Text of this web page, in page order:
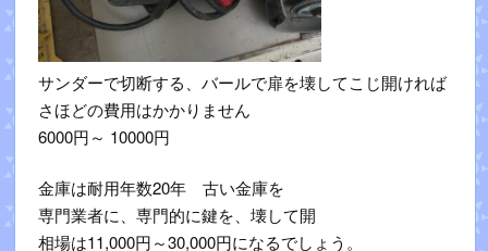
サンダーで切断する、バールで扉を壊してこじ開ければ
さほどの費用はかかりません
6000円～ 10000円
金庫は耐用年数20年 古い金庫を
専門業者に、専門的に鍵を、壊して開
相場は11,000円～30,000円になるでしょう。